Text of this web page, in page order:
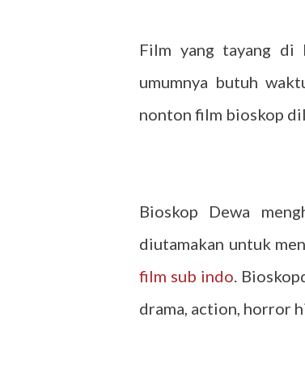
Film yang tayang di
umumnya butuh
nonton film bioskop
Bioskop Dewa
diutamakan untuk
film sub indo.
drama, action, horror